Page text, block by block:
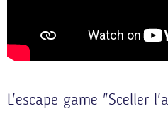
L'escape game "Sceller